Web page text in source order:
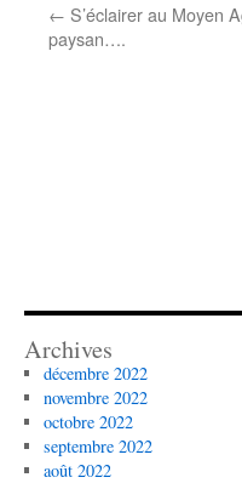
← S’éclairer au Moyen
paysan….
Archives
décembre 2022
novembre 2022
octobre 2022
septembre 2022
août 2022